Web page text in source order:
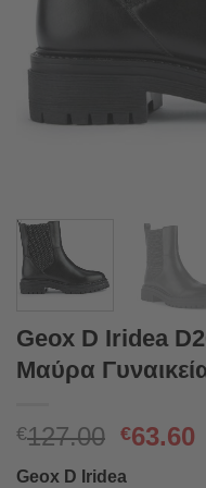
Geox D Iridea
Μαύρα
€127.00 Original
€63.60
Geox D Iridea